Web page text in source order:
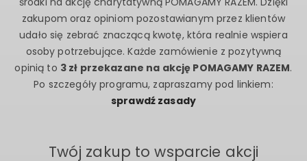
zakupom oraz opiniom pozostawianym przez klientów
udało się zebrać znaczącą kwotę, która realnie wspiera
osoby potrzebujące. Każde zamówienie z pozytywną
opinią to 3 zł przekazane na akcję POMAGAMY RAZEM.
Po szczegóły programu, zapraszamy pod linkiem:
sprawdź zasady
Twój zakup to wsparcie akcji